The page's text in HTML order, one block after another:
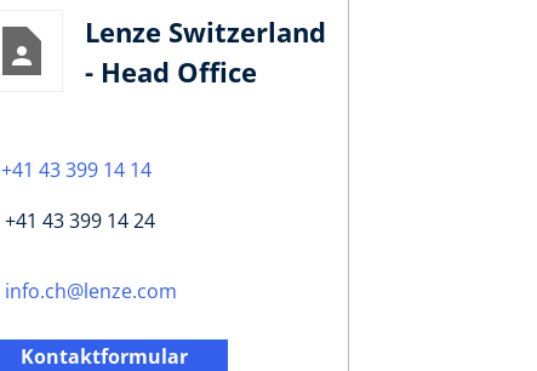
Lenze Switzerland
- Head Office
+41 43 399 14 14
+41 43 399 14 24
info.ch@lenze.com
Kontaktformular